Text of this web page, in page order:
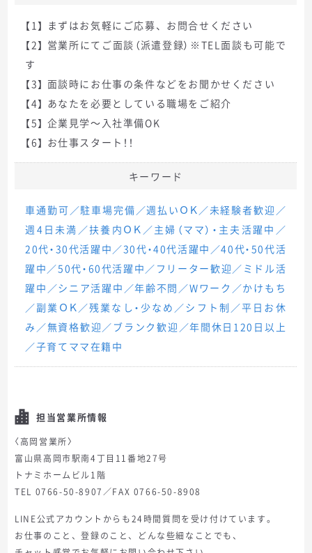
【1】 まずはお気軽にご応募、お問合せください
【2】 営業所にてご面談（派遣登録）※TEL面談も可能で
す
【3】 面談時にお仕事の条件などをお聞かせください
【4】 あなたを必要としている職場をご紹介
【5】 企業見学～入社準備OK
【6】 お仕事スタート！！
キーワード
車通勤可／駐車場完備／週払いＯＫ／未経験者歓迎／
週4日未満／扶養内ＯＫ／主婦（ママ）・主夫活躍中／
20代・30代活躍中／30代・40代活躍中／40代・50代活
躍中／50代・60代活躍中／フリーター歓迎／ミドル活
躍中／シニア活躍中／年齢不問／Wワーク／かけもち
／副業ＯＫ／残業なし・少なめ／シフト制／平日お休
み／無資格歓迎／ブランク歓迎／年間休日120日以上
／子育てママ在籍中
担当営業所情報
〈高岡営業所〉
富山県高岡市駅南4丁目11番地27号
トナミホームビル1階
TEL 0766-50-8907／FAX 0766-50-8908
LINE公式アカウントからも24時間質問を受け付けています。
お仕事のこと、登録のこと、どんな些細なことでも、